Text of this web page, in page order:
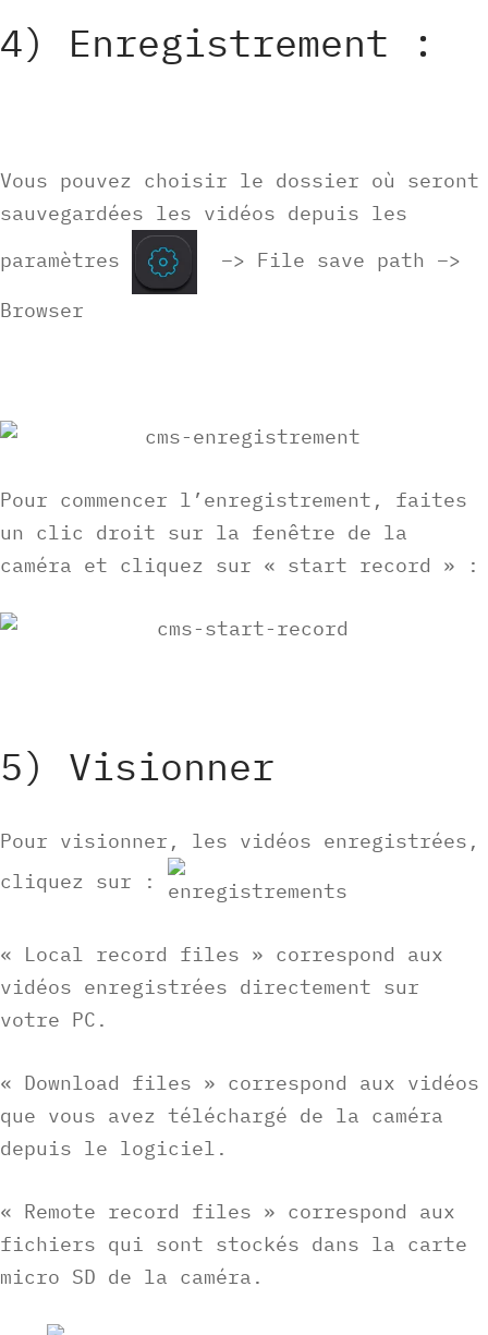
4) Enregistrement :
Vous pouvez choisir le dossier où seront
sauvegardées les vidéos depuis les
paramètres
–> File save path –>
Browser
Pour commencer l’enregistrement, faites
un clic droit sur la fenêtre de la
caméra et cliquez sur « start record » :
5) Visionner
Pour visionner, les vidéos enregistrées,
cliquez sur :
« Local record files » correspond aux
vidéos enregistrées directement sur
votre PC.
« Download files » correspond aux vidéos
que vous avez téléchargé de la caméra
depuis le logiciel.
« Remote record files » correspond aux
fichiers qui sont stockés dans la carte
micro SD de la caméra.